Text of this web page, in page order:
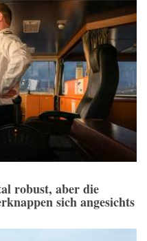
robust, aber die
sich angesichts